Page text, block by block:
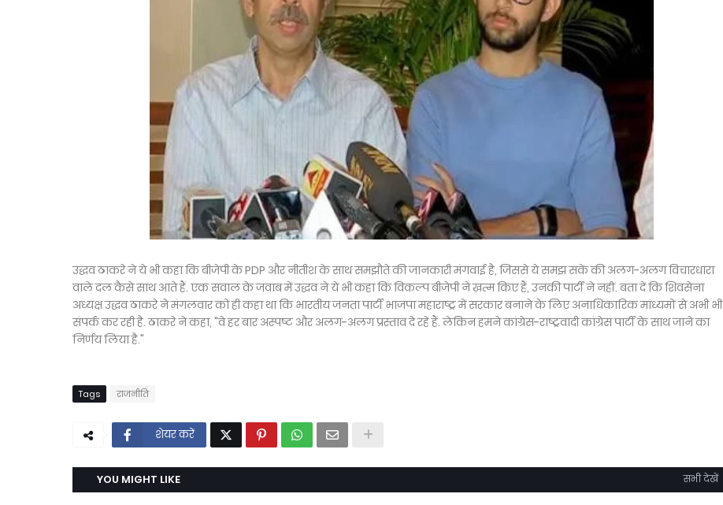
उद्धव ठाकरे ने ये भी कहा कि बीजेपी के PDP और नीतीश के साथ समझौते की जानकारी मंगवाई है, जिससे ये समझ सकें की अलग-अलग विचारधारा
वाले दल कैसे साथ आते हैं. एक सवाल के जवाब में उद्धव ने ये भी कहा कि विकल्प बीजेपी ने ख़त्म किए हैं, उनकी पार्टी ने नहीं. बता दें कि शिवसेना
अध्यक्ष उद्धव ठाकरे ने मंगलवार को ही कहा था कि भारतीय जनता पार्टी भाजपा महाराष्ट्र में सरकार बनाने के लिए अनाधिकारिक माध्यमों से अभी भी
संपर्क कर रही है. ठाकरे ने कहा, "वे हर बार अस्पष्ट और अलग-अलग प्रस्ताव दे रहे हैं. लेकिन हमने कांग्रेस-राष्ट्रवादी कांग्रेस पार्टी के साथ जाने का
निर्णय लिया है."
Tags राजनीति
शेयर करें
YOU MIGHT LIKE सभी देखें